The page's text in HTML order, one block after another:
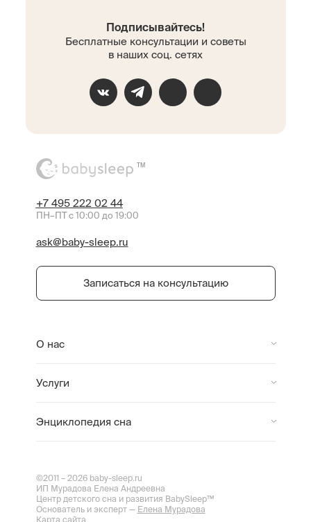
Подписывайтесь!
Бесплатные консультации и советы
в наших соц. сетях
TM
+7 495 222 02 44
ПН–ПТ с 10:00 до 19:00
ask@baby-sleep.ru
Записаться на консультацию
О нас
Услуги
Энциклопедия сна
©2011 – 2026 baby-sleep.ru
ИП Мурадова Елена Андреевна
Центр детского сна и развития BabySleep™
Основатель и эксперт — Елена Мурадова
Карта сайта